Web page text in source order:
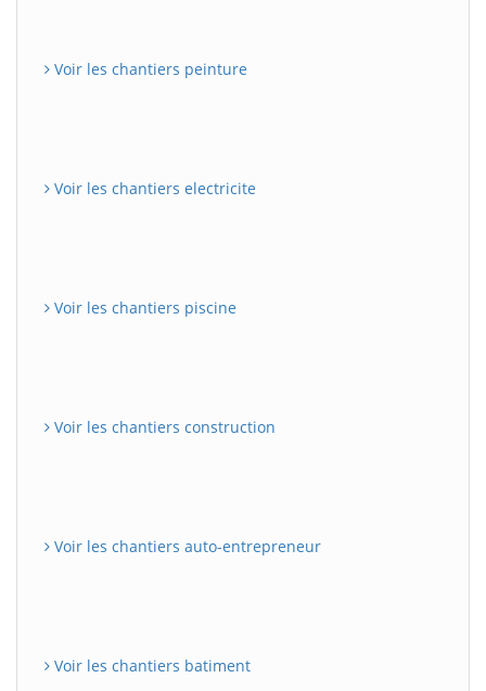
Voir les chantiers peinture
Voir les chantiers electricite
Voir les chantiers piscine
Voir les chantiers construction
Voir les chantiers auto-entrepreneur
Voir les chantiers batiment